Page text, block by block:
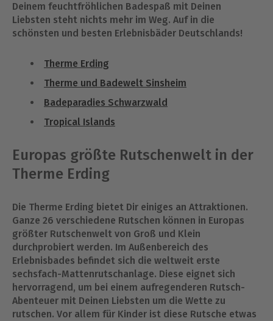
Deinem feuchtfröhlichen Badespaß mit Deinen
Liebsten steht nichts mehr im Weg. Auf in die
schönsten und besten Erlebnisbäder Deutschlands!
Therme Erding
Therme und Badewelt Sinsheim
Badeparadies Schwarzwald
Tropical Islands
Europas größte Rutschenwelt in der
Therme Erding
Die Therme Erding bietet Dir einiges an Attraktionen.
Ganze 26 verschiedene Rutschen können in Europas
größter Rutschenwelt von Groß und Klein
durchprobiert werden. Im Außenbereich des
Erlebnisbades befindet sich die weltweit erste
sechsfach-Mattenrutschanlage. Diese eignet sich
hervorragend, um bei einem aufregenderen Rutsch-
Abenteuer mit Deinen Liebsten um die Wette zu
rutschen. Vor allem für Kinder ist diese Rutsche etwas